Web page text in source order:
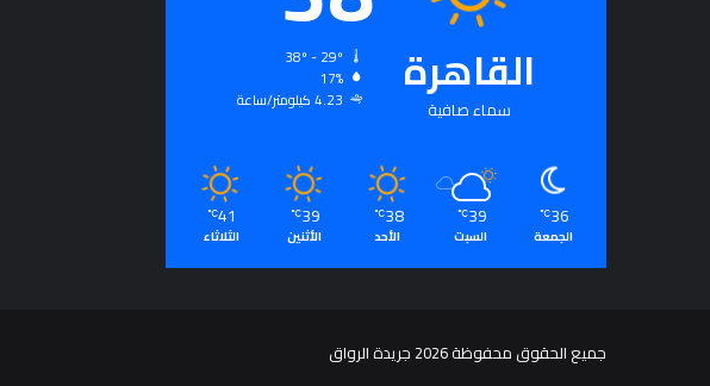
القاهرة
سماء صافية
17%
4.23 كيلومتر/ساعة
36
℃
الجمعة
39
℃
السبت
38
℃
الأحد
39
℃
الأثنين
41
℃
الثلاثاء
جميع الحقوق محفوظة 2026 جريدة الرواق